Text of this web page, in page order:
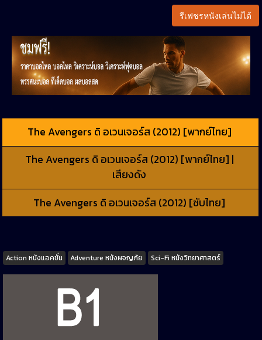
รีเฟชรหนังเล่นไม่ได้
The Avengers ดิ อเวนเจอร์ส (2012) [พากย์ไทย]
The Avengers ดิ อเวนเจอร์ส (2012) [พากย์ไทย] |
เสียงดัง
The Avengers ดิ อเวนเจอร์ส (2012) [ซับไทย]
Tags
Action หนังแอคชั่น Adventure หนังผจญภัย Sci-Fi หนังวิทยาศาสตร์